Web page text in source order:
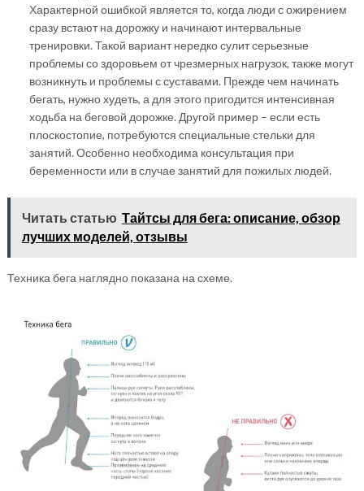
Характерной ошибкой является то, когда люди с ожирением
сразу встают на дорожку и начинают интервальные
тренировки. Такой вариант нередко сулит серьезные
проблемы со здоровьем от чрезмерных нагрузок, также могут
возникнуть и проблемы с суставами. Прежде чем начинать
бегать, нужно худеть, а для этого пригодится интенсивная
ходьба на беговой дорожке. Другой пример – если есть
плоскостопие, потребуются специальные стельки для
занятий. Особенно необходима консультация при
беременности или в случае занятий для пожилых людей.
Читать статью Тайтсы для бега: описание, обзор
лучших моделей, отзывы
Техника бега наглядно показана на схеме.